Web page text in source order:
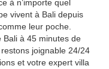
à n’importe quel
vivent à Bali depuis
leur poche.
Bali à 45 minutes de
joignable 24/24
et votre expert villa